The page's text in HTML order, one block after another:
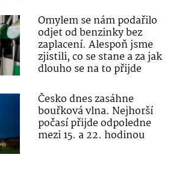
Omylem se nám podařilo
odjet od benzinky bez
zaplacení. Alespoň jsme
zjistili, co se stane a za jak
dlouho se na to přijde
Česko dnes zasáhne
bouřková vlna. Nejhorší
počasí přijde odpoledne
mezi 15. a 22. hodinou